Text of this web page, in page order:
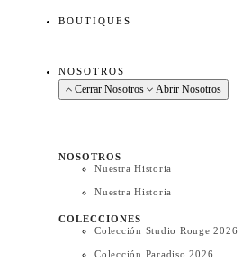
BOUTIQUES
NOSOTROS
Cerrar Nosotros Abrir Nosotros
NOSOTROS
Nuestra Historia
Nuestra Historia
COLECCIONES
Colección Studio Rouge 2026
Colección Paradiso 2026